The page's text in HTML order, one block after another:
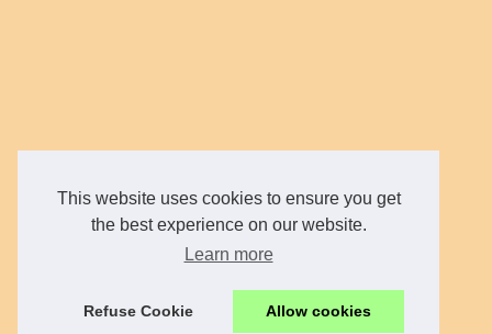
This website uses cookies to ensure you get
the best experience on our website.
Learn more
Refuse Cookie Allow cookies